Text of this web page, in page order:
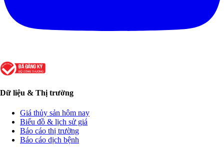
Dữ liệu & Thị trường
Giá thủy sản hôm nay
Biểu đồ & lịch sử giá
Báo cáo thị trường
Báo cáo dịch bệnh